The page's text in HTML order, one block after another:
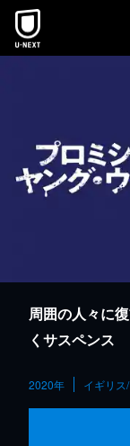
本文へスキップ
周囲の人々に
くサスペンス
2020年 イギリス